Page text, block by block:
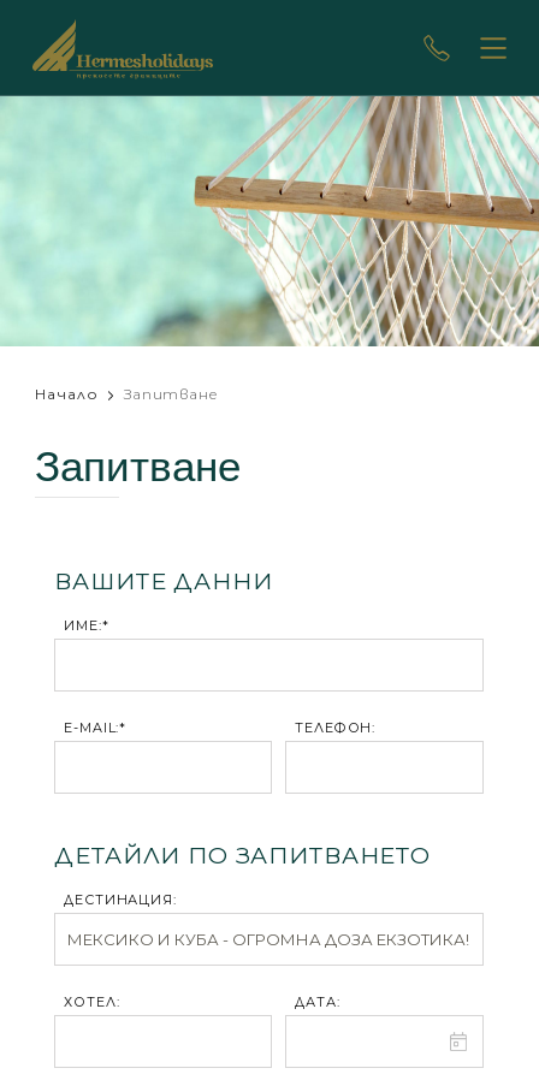
Начало Запитване
Запитване
ВАШИТЕ ДАННИ
ИМЕ:*
E-MAIL:* ТЕЛЕФОН:
ДЕТАЙЛИ ПО ЗАПИТВАНЕТО
ДЕСТИНАЦИЯ:
ХОТЕЛ: ДАТА: